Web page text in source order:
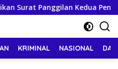
Panggilan Kedua Penyidik
KRIMINAL NASIONAL